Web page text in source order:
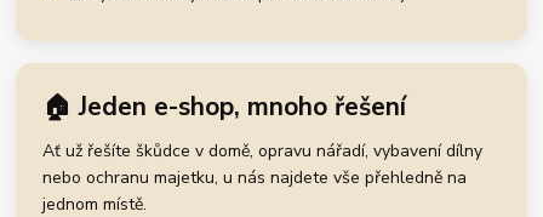
🏠 Jeden e-shop, mnoho řešení
Ať už řešíte škůdce v domě, opravu nářadí, vybavení dílny
nebo ochranu majetku, u nás najdete vše přehledně na
jednom místě.